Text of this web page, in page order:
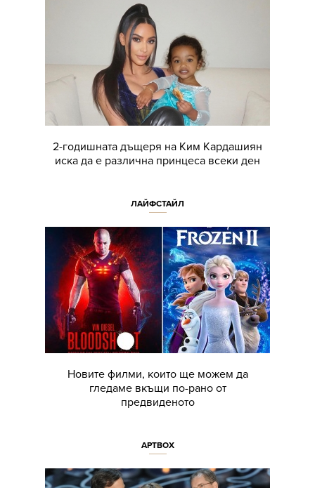
2-годишната дъщеря на Ким Кардашиян
иска да е различна принцеса всеки ден
ЛАЙФСТАЙЛ
Новите филми, които ще можем да
гледаме вкъщи по-рано от
предвиденото
АРТBOX